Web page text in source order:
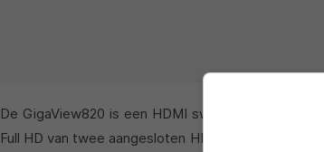
De GigaView820 is een HDMI switcher, zender
Full HD van twee aangesloten HD apparaten